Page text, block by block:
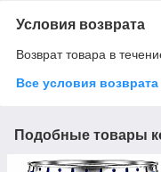
Условия возврата
Возврат товара в
Все условия возврата
Подобные товары